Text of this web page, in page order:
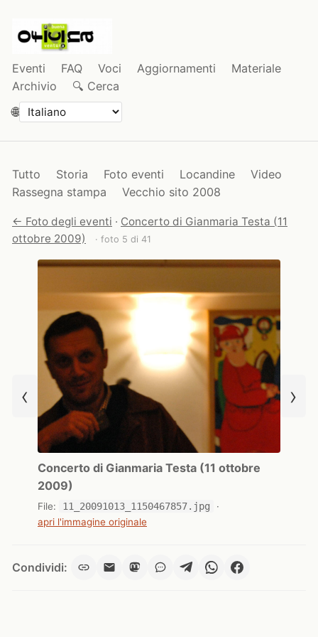
Eventi FAQ Voci Aggiornamenti
Materiale
Archivio
🔍 Cerca
🌐
Tutto Storia Foto eventi Locandine
Video
Rassegna stampa
Vecchio sito 2008
← Foto degli eventi · Concerto di Gianmaria Testa (11
ottobre 2009)
· foto 5 di 41
‹
Concerto di Gianmaria Testa (11 ottobre
2009)
File: 11_20091013_1150467857.jpg
·
apri l'immagine originale
›
Condividi: